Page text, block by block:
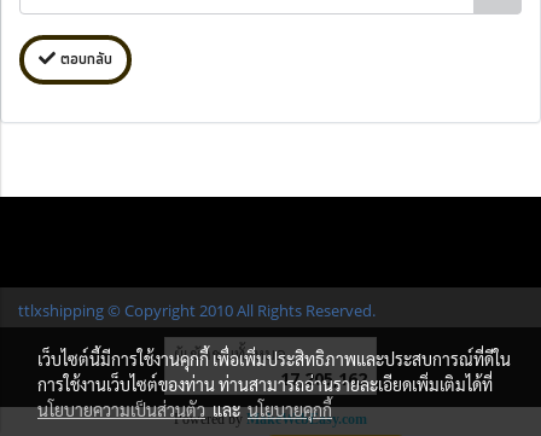
ตอบกลับ
ttlxshipping © Copyright 2010 All Rights Reserved.
ผู้เข้าชมทั้งหมด
17,205,162
Powered by MakeWebEasy.com
เว็บไซต์นี้มีการใช้งานคุกกี้ เพื่อเพิ่มประสิทธิภาพและประสบการณ์ที่ดีใน
การใช้งานเว็บไซต์ของท่าน ท่านสามารถอ่านรายละเอียดเพิ่มเติมได้ที่
นโยบายความเป็นส่วนตัวและนโยบายคุกกี้